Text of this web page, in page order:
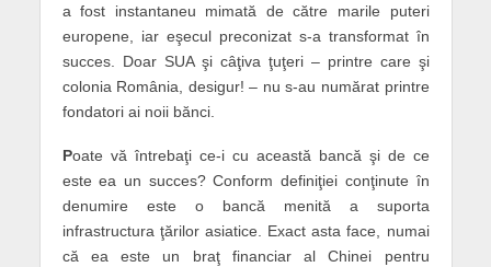
a fost instantaneu mimată de către marile puteri
europene, iar eşecul preconizat s-a transformat în
succes. Doar SUA şi câţiva ţuţeri – printre care şi
colonia România, desigur! – nu s-au numărat printre
fondatori ai noii bănci.
Poate vă întrebaţi ce-i cu această bancă şi de ce
este ea un succes? Conform definiţiei conţinute în
denumire este o bancă menită a suporta
infrastructura ţărilor asiatice. Exact asta face, numai
că ea este un braţ financiar al Chinei pentru